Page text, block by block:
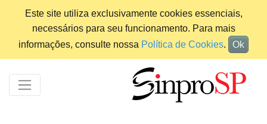
Este site utiliza exclusivamente cookies essenciais,
necessários para seu funcionamento. Para mais
informações, consulte nossa Política de Cookies. Ok